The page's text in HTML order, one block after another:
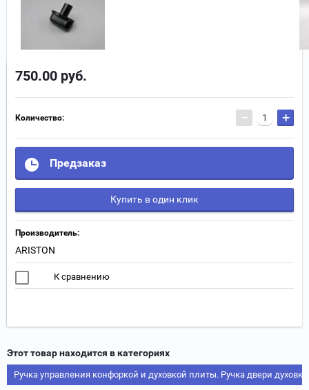
750.00 руб.
Количество: − +
Предзаказ
Купить в один клик
Производитель:
ARISTON
К сравнению
Этот товар находится в категориях
Ручка управления конфоркой и духовкой плиты. Ручка двери